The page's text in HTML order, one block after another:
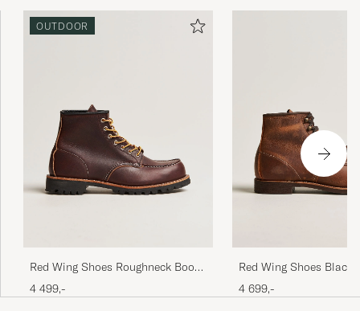
OUTDOOR
Red Wing Shoes Roughneck Boot
Briar Oil Slick Leather
4 499,-
Red Wing Shoes
Copper Rough/Though
4 699,-